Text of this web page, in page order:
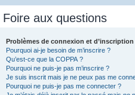
Foire aux questions
Problèmes de connexion et d’inscription
Pourquoi ai-je besoin de m’inscrire ?
Qu’est-ce que la COPPA ?
Pourquoi ne puis-je pas m’inscrire ?
Je suis inscrit mais je ne peux pas me
Pourquoi ne puis-je pas me connecter ?